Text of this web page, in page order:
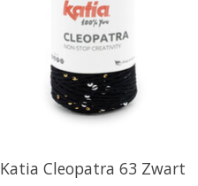
Katia Cleopatra 63 Zwart